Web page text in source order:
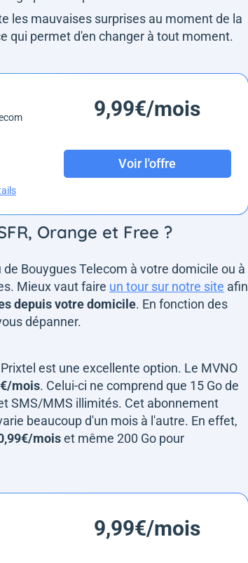
les mauvaises surprises au moment de la
qui permet d'en changer à tout moment.
9,99€/mois
Voir l'offre
Orange et Free ?
Bouygues Telecom à votre domicile ou à
Mieux vaut faire un tour sur notre site afin
depuis votre domicile. En fonction des
dépanner.
est une excellente option. Le MVNO
mois. Celui-ci ne comprend que 15 Go de
SMS/MMS illimités. Cet abonnement
beaucoup d'un mois à l'autre. En effet,
moiset même 200 Go pour
9,99€/mois